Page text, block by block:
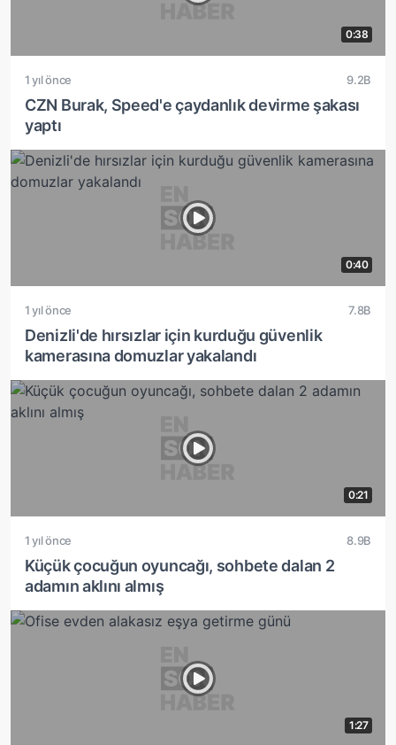
0:38
1 yıl önce 9.2B
CZN Burak, Speed'e çaydanlık devirme şakası
yaptı
0:40
1 yıl önce 7.8B
Denizli'de hırsızlar için kurduğu güvenlik
kamerasına domuzlar yakalandı
0:21
1 yıl önce 8.9B
Küçük çocuğun oyuncağı, sohbete dalan 2
adamın aklını almış
1:27